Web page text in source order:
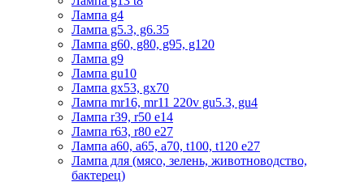
Лампа g4
Лампа g5.3, g6.35
Лампа g60, g80, g95, g120
Лампа g9
Лампа gu10
Лампа gx53, gx70
Лампа mr16, mr11 220v gu5.3, gu4
Лампа r39, r50 е14
Лампа r63, r80 е27
Лампа а60, а65, а70, t100, t120 е27
Лампа для (мясо, зелень, животноводство,
бактерец)